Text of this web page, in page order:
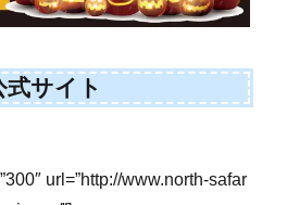
式サイト
url=”http://www.north-safar